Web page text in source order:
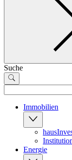
Suche
Immobilien
Energie